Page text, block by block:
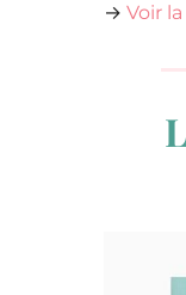
→ Voir